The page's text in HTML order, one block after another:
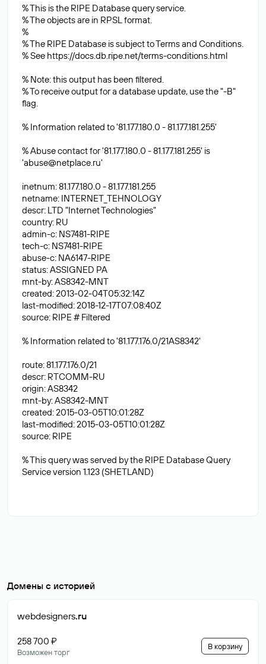
% This is the RIPE Database query service.
% The objects are in RPSL format.
%
% The RIPE Database is subject to Terms and Conditions.
% See https://docs.db.ripe.net/terms-conditions.html
% Note: this output has been filtered.
% To receive output for a database update, use the "-B"
flag.
% Information related to '81.177.180.0 - 81.177.181.255'
% Abuse contact for '81.177.180.0 - 81.177.181.255' is
'abuse@netplace.ru'
inetnum: 81.177.180.0 - 81.177.181.255
netname: INTERNET_TEHNOLOGY
descr: LTD "Internet Technologies"
country: RU
admin-c: NS7481-RIPE
tech-c: NS7481-RIPE
abuse-c: NA6147-RIPE
status: ASSIGNED PA
mnt-by: AS8342-MNT
created: 2013-02-04T05:32:14Z
last-modified: 2018-12-17T07:08:40Z
source: RIPE # Filtered
% Information related to '81.177.176.0/21AS8342'
route: 81.177.176.0/21
descr: RTCOMM-RU
origin: AS8342
mnt-by: AS8342-MNT
created: 2015-03-05T10:01:28Z
last-modified: 2015-03-05T10:01:28Z
source: RIPE
% This query was served by the RIPE Database Query
Service version 1.123 (SHETLAND)
Домены с историей
webdesigners.ru
258 700 ₽
Возможен торг
В корзину